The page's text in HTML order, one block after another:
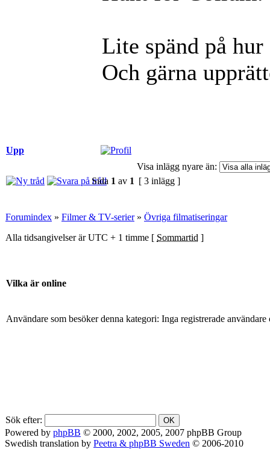
Lite spänd på
Och gärna
Upp
Visa inlägg nyare än:
Sida 1 av 1 [ 3 inlägg ]
Forumindex » Filmer & TV-serier» Övriga filmatiseringar
Alla tidsangivelser är UTC + 1 timme [ Sommartid ]
Vilka är online
Användare som besöker denna kategori: Inga registrerade användare
Sök efter:
Powered by phpBB © 2000, 2002, 2005, 2007 phpBB Group
Swedish translation by Peetra & phpBB Sweden © 2006-2010